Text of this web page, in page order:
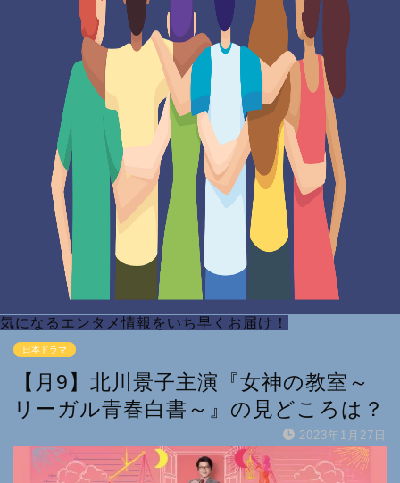
気になるエンタメ情報をいち早くお届け！
日本ドラマ
【月9】北川景子主演『女神の教室～
リーガル青春白書～』の見どころは？
2023年1月27日